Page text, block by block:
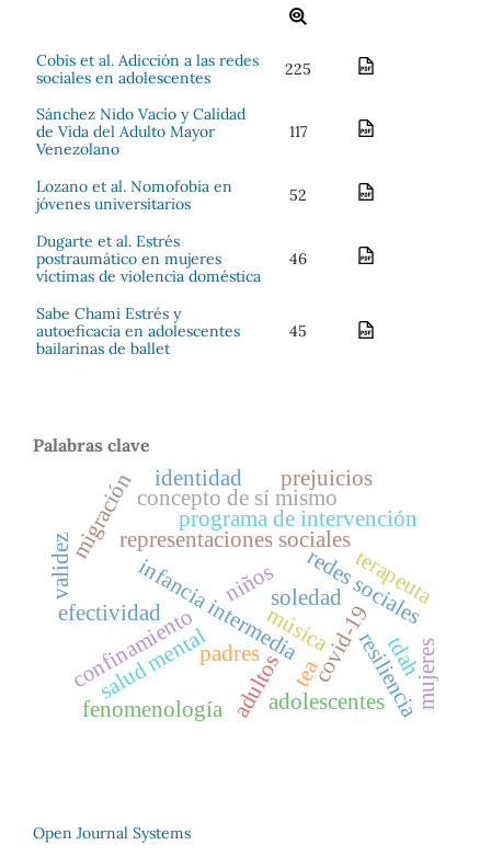
Cobis et al. Adicción a las redes
sociales en adolescentes
225
Sánchez Nido Vacío y Calidad
de Vida del Adulto Mayor
Venezolano
117
Lozano et al. Nomofobia en
jóvenes universitarios
52
Dugarte et al. Estrés
postraumático en mujeres
víctimas de violencia doméstica
46
Sabe Chami Estrés y
autoeficacia en adolescentes
bailarinas de ballet
45
Palabras clave
representaciones sociales
niños
infancia intermedia
migración
padresmúsicacovid-19
salud mental tea
adultos
soledad
confinamiento
adolescentes
redes sociales
fenomenología resiliencia
programa de intervención
efectividad
validez terapeuta
concepto de sí mismo
mujeres
tdah
prejuicios
identidad
Open Journal Systems